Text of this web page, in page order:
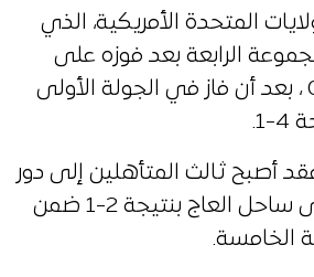
المتحدة الأمريكية، الذي
الرابعة بعد فوزه على
أستراليا بنتيجة 2-0 ، بعد أن فاز في الجولة الأولى
1.
فقد أصبح ثالث المتأهلين إلى دور
الـ32 بعد تغلبه على ساحل العاج بنتيجة 2-1 ضمن
الخامسة.